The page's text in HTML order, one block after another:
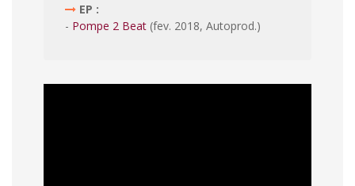
EP :
- Pompe 2 Beat (fev. 2018, Autoprod.)